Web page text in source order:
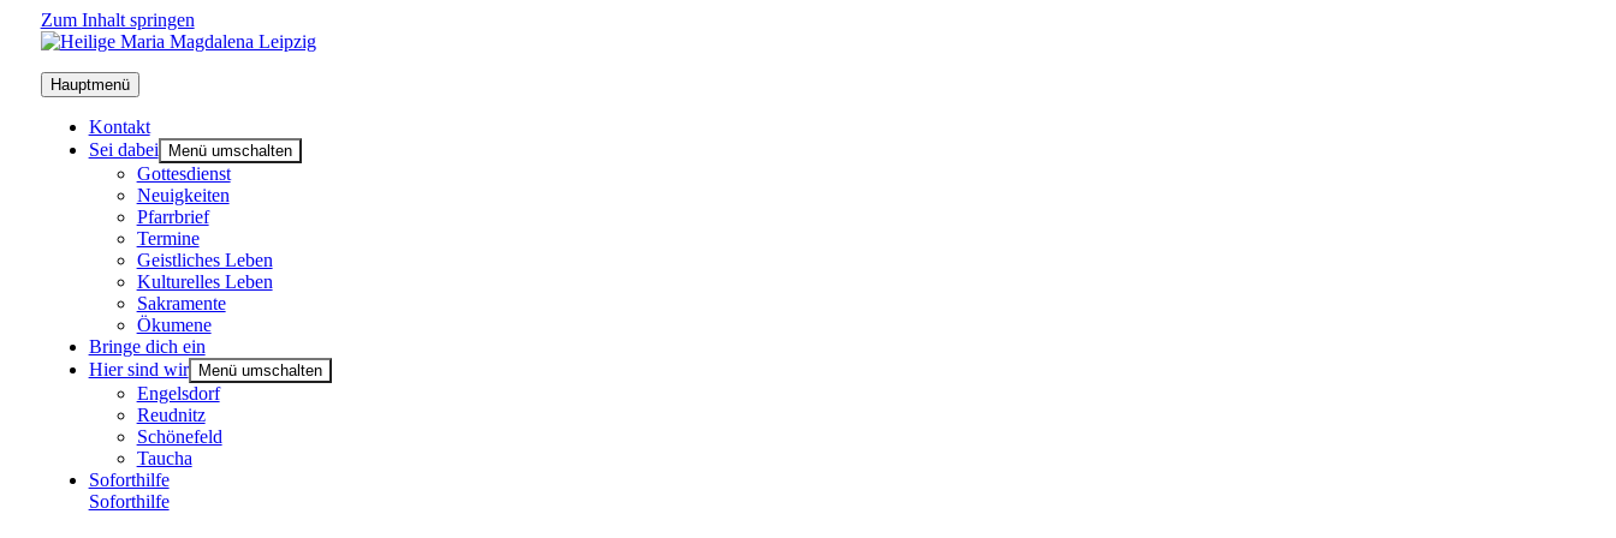
Zum Inhalt springen
Hauptmenü
Kon­takt
Sei dabei
Menü umschalten
Got­tes­dienst
Neu­ig­kei­ten
Pfarr­brief
Ter­mi­ne
Geist­li­ches Leben
Kul­tu­rel­les Leben
Sakra­men­te
Öku­me­ne
Brin­ge dich ein
Hier sind wir
Menü umschalten
Engels­dorf
Reud­nitz
Schö­ne­feld
Tau­cha
Soforthilfe
Soforthilfe